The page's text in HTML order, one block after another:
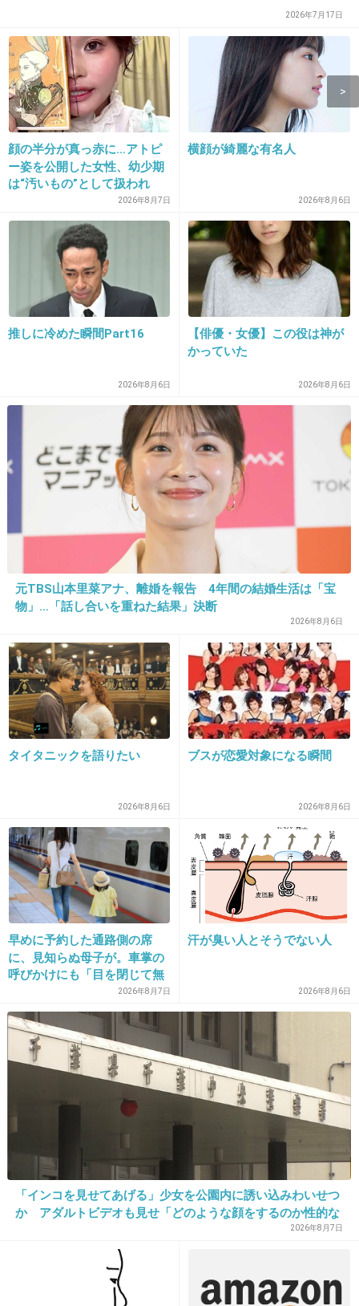
元々パチンコ屋さんが景品にするために大量に
買い取ってくれてたから、
売り方が汚いとか言っても、今更感が。
+103 -33
15. 匿名 2013/09/19(木) 16:07:03
男性グループってジャニーズみたいな歌下手し
かいなかったのに、EXILEが出てきたときは衝
撃だった。
実力があるグループが売れない現状はおかし
+294 -156
2013/09/19(木) 16:07:09
EXILE系列の握手会の回数やばい
-54
17. 匿名2013/09/19(木) 16:07:27
ファンクラブの会員からは支持があっても も
う世間ではピーク過ぎてしまったよね・・
18. 匿名 2013/09/19(木) 16:07:28
歌もダンスも上手いんだろうけど、曲が好きに
なれない
+240 -48
2013/09/19(木) 16:07:54
本当に好きなアーティストなら特典なんか無く
ても買うけどね
+363 -14
ゲイの集まりに見えるのは私だけ？
+87 -135
2026年7月17日
顔の半分が真っ赤に…アトピ
ー姿を公開した女性、幼少期
は“汚いもの”として扱われ
「人に触れる行為に罪悪感を
持っていた」
2026年8月7日
横顔が綺麗な有名人
2026年8月6日
推しに冷めた瞬間Part16
2026年8月6日
【俳優・女優】この役は神が
かっていた
2026年8月6日
元TBS山本里菜アナ、離婚を報告 4年間の結婚生活は「宝
物」…「話し合いを重ねた結果」決断
2026年8月6日
タイタニックを語りたい
2026年8月6日
ブスが恋愛対象になる瞬間
2026年8月6日
早めに予約した通路側の席
に、見知らぬ母子が。車掌の
呼びかけにも「目を閉じて無
視」して居座られました。無
理やり奪われた席は、結
局“やったもん勝ち”になって
しまうのでしょうか？
2026年8月7日
汗が臭い人とそうでない人
2026年8月6日
「インコを見せてあげる」少女を公園内に誘い込みわいせつ
か アダルトビデオも見せ「どのような顔をするのか性的な
2026年8月7日